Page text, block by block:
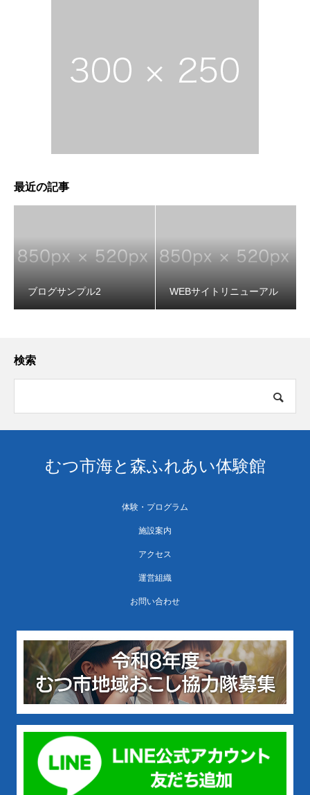
最近の記事
ブログサンプル2 WEBサイトリニューアル
検索
むつ市海と森ふれあい体験館
体験・プログラム
施設案内
アクセス
運営組織
お問い合わせ